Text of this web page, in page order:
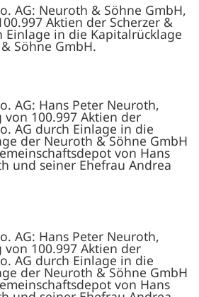
AG: Neuroth & Söhne GmbH,
Aktien der Scherzer &
Einlage in die Kapitalrücklage
Söhne GmbH.
AG: Hans Peter Neuroth,
100.997 Aktien der
AG durch Einlage in die
der Neuroth & Söhne GmbH
von Hans
und seiner Ehefrau Andrea
AG: Hans Peter Neuroth,
100.997 Aktien der
AG durch Einlage in die
der Neuroth & Söhne GmbH
von Hans